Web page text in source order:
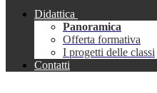
Didattica
Panoramica
Offerta formativa
I progetti delle classi
Contatti